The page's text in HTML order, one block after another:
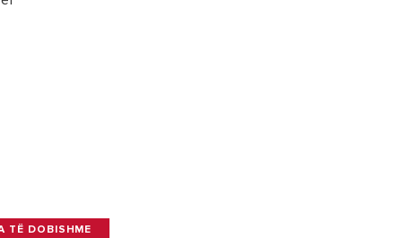
TË DOBISHME